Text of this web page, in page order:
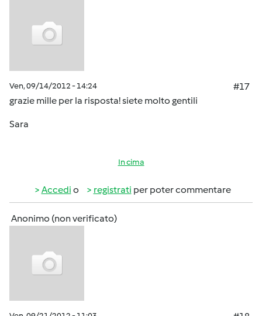
Ven, 09/14/2012 - 14:24
#17
grazie mille per la risposta! siete molto gentili
Sara
In cima
Accedi o registrati per poter commentare
Anonimo (non verificato)